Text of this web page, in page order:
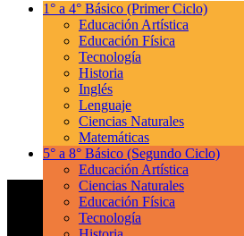
1° a 4° Básico (Primer Ciclo)
Educación Artística
Educación Física
Tecnología
Historia
Inglés
Lenguaje
Ciencias Naturales
Matemáticas
5° a 8° Básico (Segundo Ciclo)
Educación Artística
Ciencias Naturales
Educación Física
Tecnología